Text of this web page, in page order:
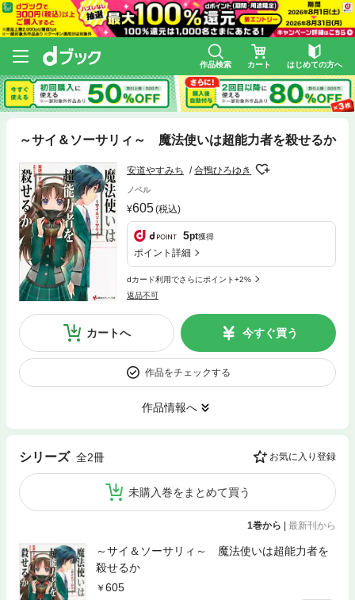
作品検索 カート はじめての方へ
～サイ＆ソーサリィ～ 魔法使いは超能力者を殺せるか
安道やすみち 合鴨ひろゆき
ノベル
605(税込)
5pt獲得
ポイント詳細
dカード利用でさらにポイント+2%
返品不可
カートへ 今すぐ買う
作品をチェックする
作品情報へ
シリーズ 全2冊 お気に入り登録
未購入巻をまとめて買う
1巻から | 最新刊から
～サイ＆ソーサリィ～ 魔法使いは超能力者を
殺せるか
605